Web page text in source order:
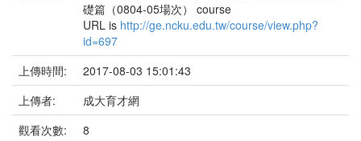
礎篇（0804-05場次） course
URL is http://ge.ncku.edu.tw/course/view.php?
id=697
上傳時間:
2017-08-03 15:01:43
上傳者:
成大育才網
觀看次數:
8